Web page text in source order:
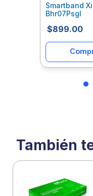
Smartband
Bhr07Psgl
$899.00
También